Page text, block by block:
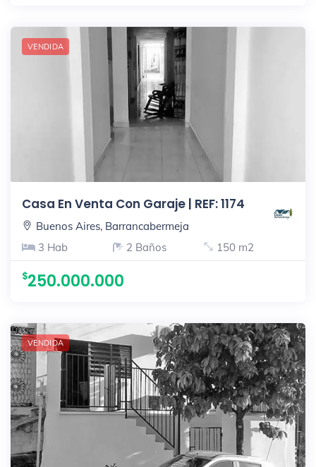
VENDIDA
Casa En Venta Con Garaje | REF: 1174
Buenos Aires, Barrancabermeja
3 Hab
2 Baños 150 m2
250.000.000
VENDIDA